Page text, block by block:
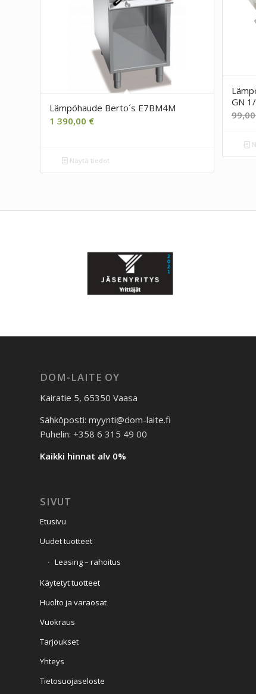
Lämpöhaude Berto´s E7BM4M
1 390,00 €
Näytä tiedot
GN
DOM-LAITE OY
Kairatie 5, 65350 Vaasa
Sähköposti: myynti@dom-laite.fi
Puhelin: +358 6 315 49 00
Kaikki hinnat alv 0%
SIVUT
Etusivu
Uudet tuotteet
Leasing – rahoitus
Käytetyt tuotteet
Huolto ja varaosat
Vuokraus
Tarjoukset
Yhteys
Tietosuojaseloste